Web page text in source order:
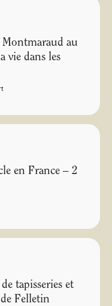
Montmaraud au
vie dans les
en France – 2
tapisseries et
Felletin